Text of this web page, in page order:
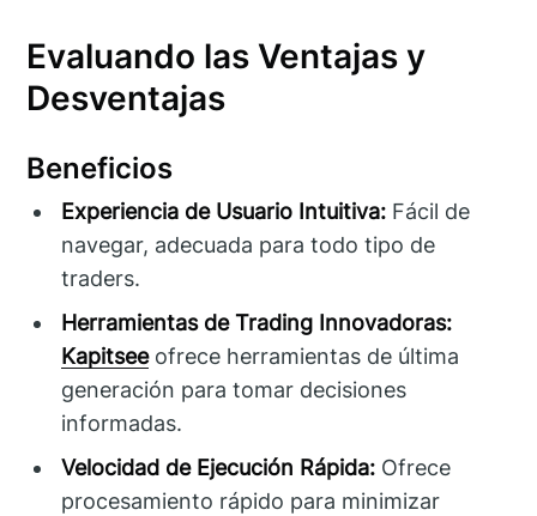
Evaluando las Ventajas y
Desventajas
Beneficios
Experiencia de Usuario Intuitiva: Fácil de
navegar, adecuada para todo tipo de
traders.
Herramientas de Trading Innovadoras:
Kapitseeofrece herramientas de última
generación para tomar decisiones
informadas.
Velocidad de Ejecución Rápida: Ofrece
procesamiento rápido para minimizar